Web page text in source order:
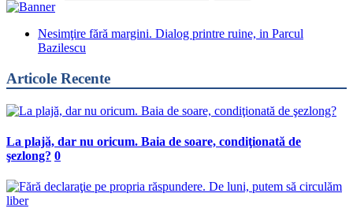
Nesimţire fără margini. Dialog printre ruine, in Parcul
Bazilescu
Articole Recente
La plajă, dar nu oricum. Baia de soare, condiţionată de
şezlong? 0